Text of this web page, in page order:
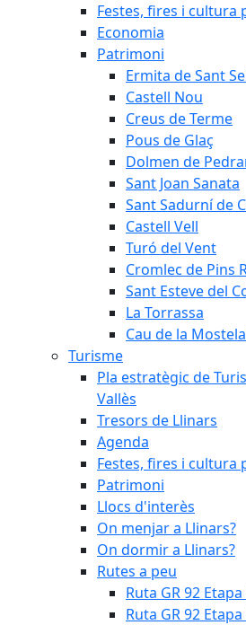
Festes, fires i cultura
Economia
Patrimoni
Ermita de Sant
Castell Nou
Creus de Terme
Pous de Glaç
Dolmen de
Sant Joan Sanata
Sant Sadurní de
Castell Vell
Turó del Vent
Cromlec de Pins
Sant Esteve del
La Torrassa
Cau de la
Turisme
Pla estratègic de
Vallès
Tresors de Llinars
Agenda
Festes, fires i cultura
Patrimoni
Llocs d'interès
On menjar a Llinars?
On dormir a Llinars?
Rutes a peu
Ruta GR 92 Etapa
Ruta GR 92 Etapa